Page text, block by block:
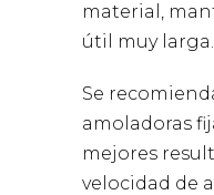
material,
útil muy larga.
Se
amoladoras
mejores
velocidad de